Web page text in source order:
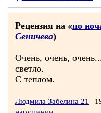
Рецензия на «по
Сеничева)
Очень, очень,
светло.
С теплом.
Людмила Забелина 21